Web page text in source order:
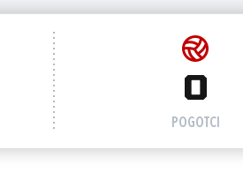
0
POGOTCI